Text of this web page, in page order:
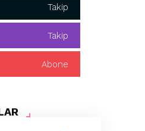
Takip
Takip
Abone